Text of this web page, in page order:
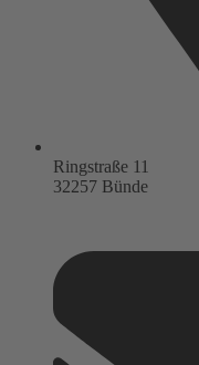
Ringstraße 11
32257 Bünde